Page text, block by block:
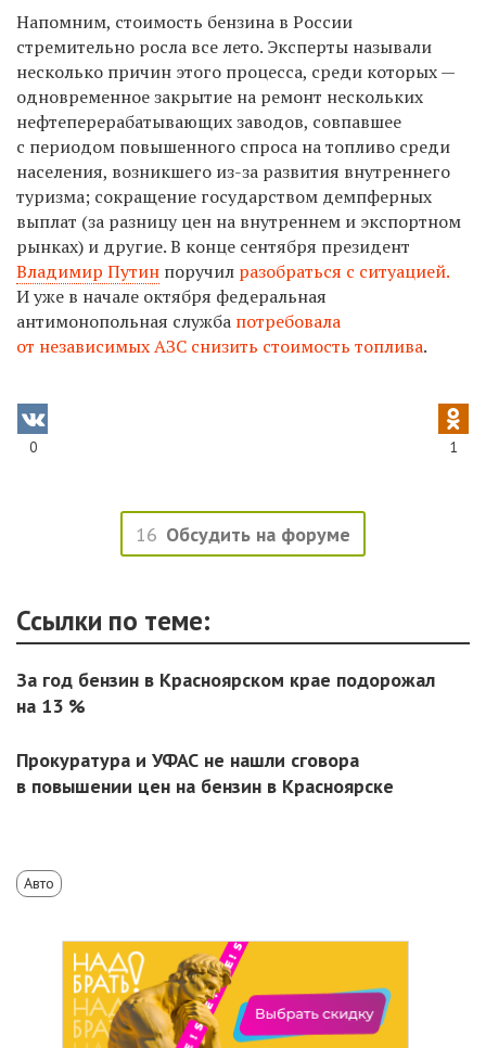
Напомним, стоимость бензина в России
стремительно росла все лето. Эксперты называли
несколько причин этого процесса, среди которых —
одновременное закрытие на ремонт нескольких
нефтеперерабатывающих заводов, совпавшее
с периодом повышенного спроса на топливо среди
населения, возникшего из-за развития внутреннего
туризма; сокращение государством демпферных
выплат (за разницу цен на внутреннем и экспортном
рынках) и другие.В конце сентября президент
Владимир Путин поручил разобраться с ситуацией.
И уже в начале октября федеральная
антимонопольная служба потребовала
от независимых АЗС снизить стоимость топлива.
0 1
16 Обсудить на форуме
Ссылки по теме:
За год бензин в Красноярском крае подорожал
на 13 %
Прокуратура и УФАС не нашли сговора
в повышении цен на бензин в Красноярске
Авто